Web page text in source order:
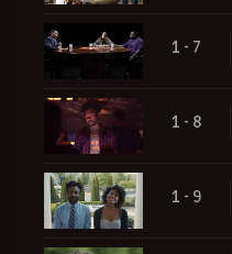
1 - 7
1 - 8
1 - 9